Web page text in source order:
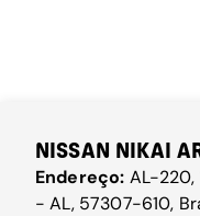
NISSAN NIKAI
Endereço: AL-220,
- AL, 57307-610,